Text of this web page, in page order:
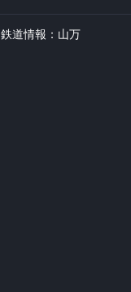
鉄道情報：山万